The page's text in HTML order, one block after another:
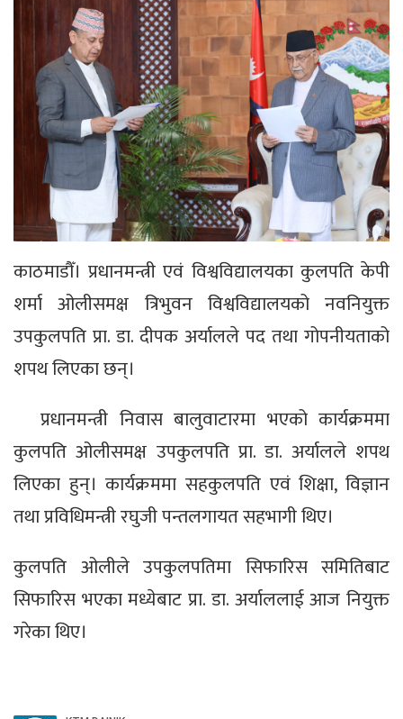
काठमाडौँ। प्रधानमन्त्री एवं विश्वविद्यालयका कुलपति केपी
शर्मा ओलीसमक्ष त्रिभुवन विश्वविद्यालयको नवनियुक्त
उपकुलपति प्रा. डा. दीपक अर्यालले पद तथा गोपनीयताको
शपथ लिएका छन्।
प्रधानमन्त्री निवास बालुवाटारमा भएको कार्यक्रममा
कुलपति ओलीसमक्ष उपकुलपति प्रा. डा. अर्यालले शपथ
लिएका हुन्। कार्यक्रममा सहकुलपति एवं शिक्षा, विज्ञान
तथा प्रविधिमन्त्री रघुजी पन्तलगायत सहभागी थिए।
कुलपति ओलीले उपकुलपतिमा सिफारिस समितिबाट
सिफारिस भएका मध्येबाट प्रा. डा. अर्याललाई आज नियुक्त
गरेका थिए।